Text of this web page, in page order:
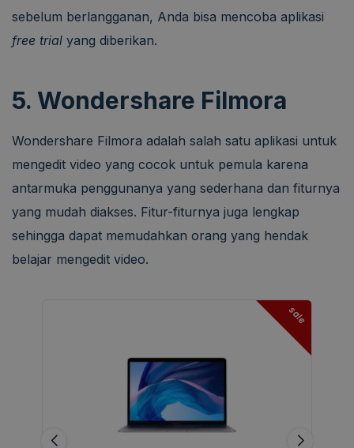
sebelum berlangganan, Anda bisa mencoba aplikasi
free trial yang diberikan.
5. Wondershare Filmora
Wondershare Filmora adalah salah satu aplikasi untuk
mengedit video yang cocok untuk pemula karena
antarmuka penggunanya yang sederhana dan fiturnya
yang mudah diakses. Fitur-fiturnya juga lengkap
sehingga dapat memudahkan orang yang hendak
belajar mengedit video.
sale